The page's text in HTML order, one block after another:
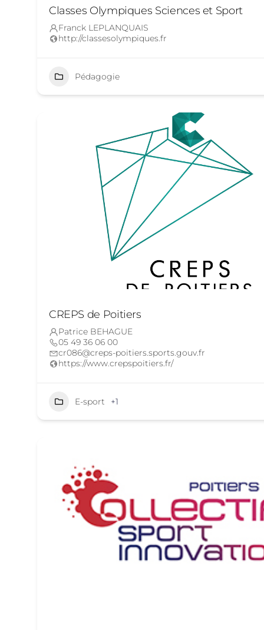
Classes Olympiques Sciences et Sport
Franck LEPLANQUAIS
http://classesolympiques.fr
Pédagogie
CREPS de Poitiers
Patrice BEHAGUE
05 49 36 06 00
cr086@creps-poitiers.sports.gouv.fr
https://www.crepspoitiers.fr/
E-sport +1